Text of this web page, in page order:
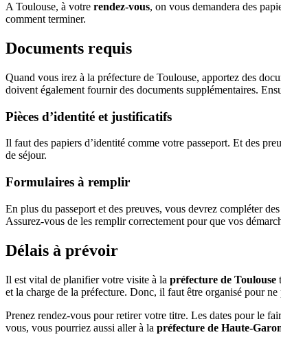
A Toulouse, à votre rendez-vous, on vous demandera des
comment terminer.
Documents requis
Quand vous irez à la préfecture de Toulouse, apportez des
doivent également fournir des documents supplémentaires.
Pièces d’identité et justificatifs
Il faut des papiers d’identité comme votre passeport. Et des
de séjour.
Formulaires à remplir
En plus du passeport et des preuves, vous devrez compléter
Assurez-vous de les remplir correctement pour que vos
Délais à prévoir
Il est vital de planifier votre visite à la préfecture de Toulouse
et la charge de la préfecture. Donc, il faut être organisé pour
Prenez rendez-vous pour retirer votre titre. Les dates pour le
vous, vous pourriez aussi aller à la préfecture de Haute-